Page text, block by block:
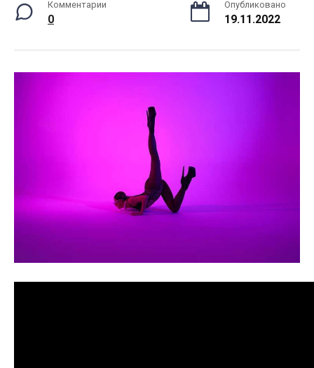
Комментарии
0
Опубликовано
19.11.2022